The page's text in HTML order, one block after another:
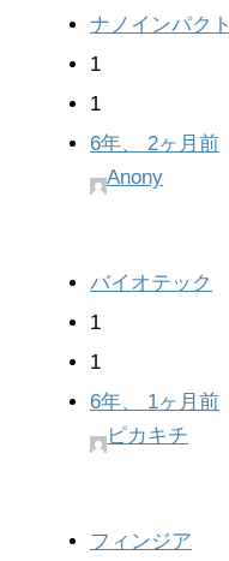
ナノインパクト
1
1
6年、 2ヶ月前
Anony
バイオテック
1
1
6年、 1ヶ月前
ピカキチ
フィンジア